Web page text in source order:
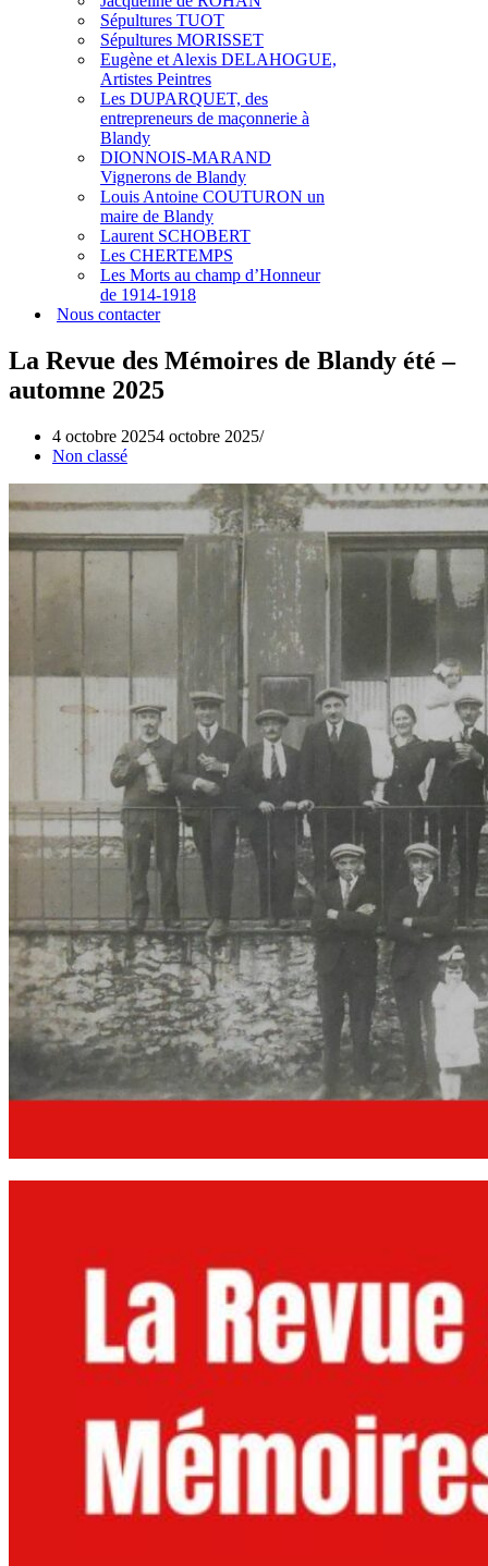
Sépultures TUOT
Sépultures MORISSET
Eugène et Alexis DELAHOGUE,
Artistes Peintres
Les DUPARQUET, des
entrepreneurs de maçonnerie à
Blandy
DIONNOIS-MARAND
Vignerons de Blandy
Louis Antoine COUTURON un
maire de Blandy
Laurent SCHOBERT
Les CHERTEMPS
Les Morts au champ d’Honneur
de 1914-1918
Nous contacter
La Revue des Mémoires de Blandy été –
automne 2025
4 octobre 20254 octobre 2025
Non classé